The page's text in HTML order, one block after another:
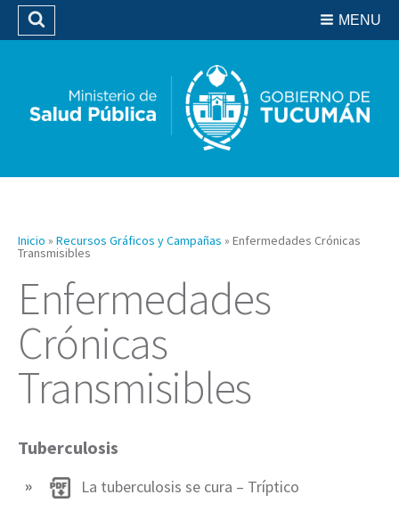
Biblioteca
MENU
Buscar
Inicio » Recursos Gráficos y Campañas » Enfermedades Crónicas
Transmisibles
Enfermedades
Crónicas
Transmisibles
Tuberculosis
La tuberculosis se cura – Tríptico